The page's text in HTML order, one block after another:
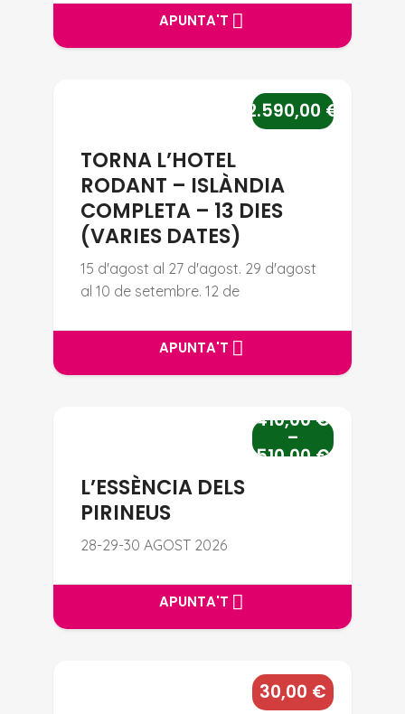
APUNTA'T
APUNTA'T
TORNA L’HOTEL RODANT –
2.590,00 €
TORNA L’HOTEL
RODANT – ISLÀNDIA
COMPLETA – 13 DIES
(VARIES DATES)
15 d'agost al 27 d'agost. 29 d'agost
al 10 de setembre. 12 de
APUNTA'T
APUNTA'T
L’ESSÈNCIA DELS PIRINEUS
410,00€
–
510,00€
L’ESSÈNCIA DELS
PIRINEUS
28-29-30 AGOST 2026
APUNTA'T
APUNTA'T
LA SAGRADA FAMILIA – EL
30,00 €